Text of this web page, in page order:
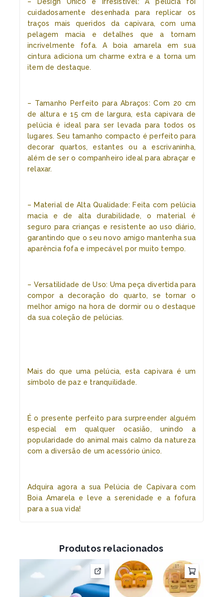
cuidadosamente desenhada para replicar os
traços mais queridos da capivara, com uma
pelagem macia e detalhes que a tornam
incrivelmente fofa. A boia amarela em sua
cintura adiciona um charme extra e a torna um
item de destaque.
– Tamanho Perfeito para Abraços: Com 20 cm
de altura e 15 cm de largura, esta capivara de
pelúcia é ideal para ser levada para todos os
lugares. Seu tamanho compacto é perfeito para
decorar quartos, estantes ou a escrivaninha,
além de ser o companheiro ideal para abraçar e
relaxar.
– Material de Alta Qualidade: Feita com pelúcia
macia e de alta durabilidade, o material é
seguro para crianças e resistente ao uso diário,
garantindo que o seu novo amigo mantenha sua
aparência fofa e impecável por muito tempo.
– Versatilidade de Uso: Uma peça divertida para
compor a decoração do quarto, se tornar o
melhor amigo na hora de dormir ou o destaque
da sua coleção de pelúcias.
Mais do que uma pelúcia, esta capivara é um
símbolo de paz e tranquilidade.
É o presente perfeito para surpreender alguém
especial em qualquer ocasião, unindo a
popularidade do animal mais calmo da natureza
com a diversão de um acessório único.
Adquira agora a sua Pelúcia de Capivara com
Boia Amarela e leve a serenidade e a fofura
para a sua vida!
Produtos relacionados